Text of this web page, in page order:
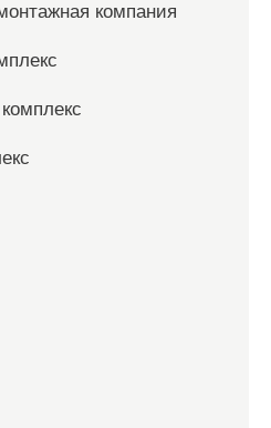
компания